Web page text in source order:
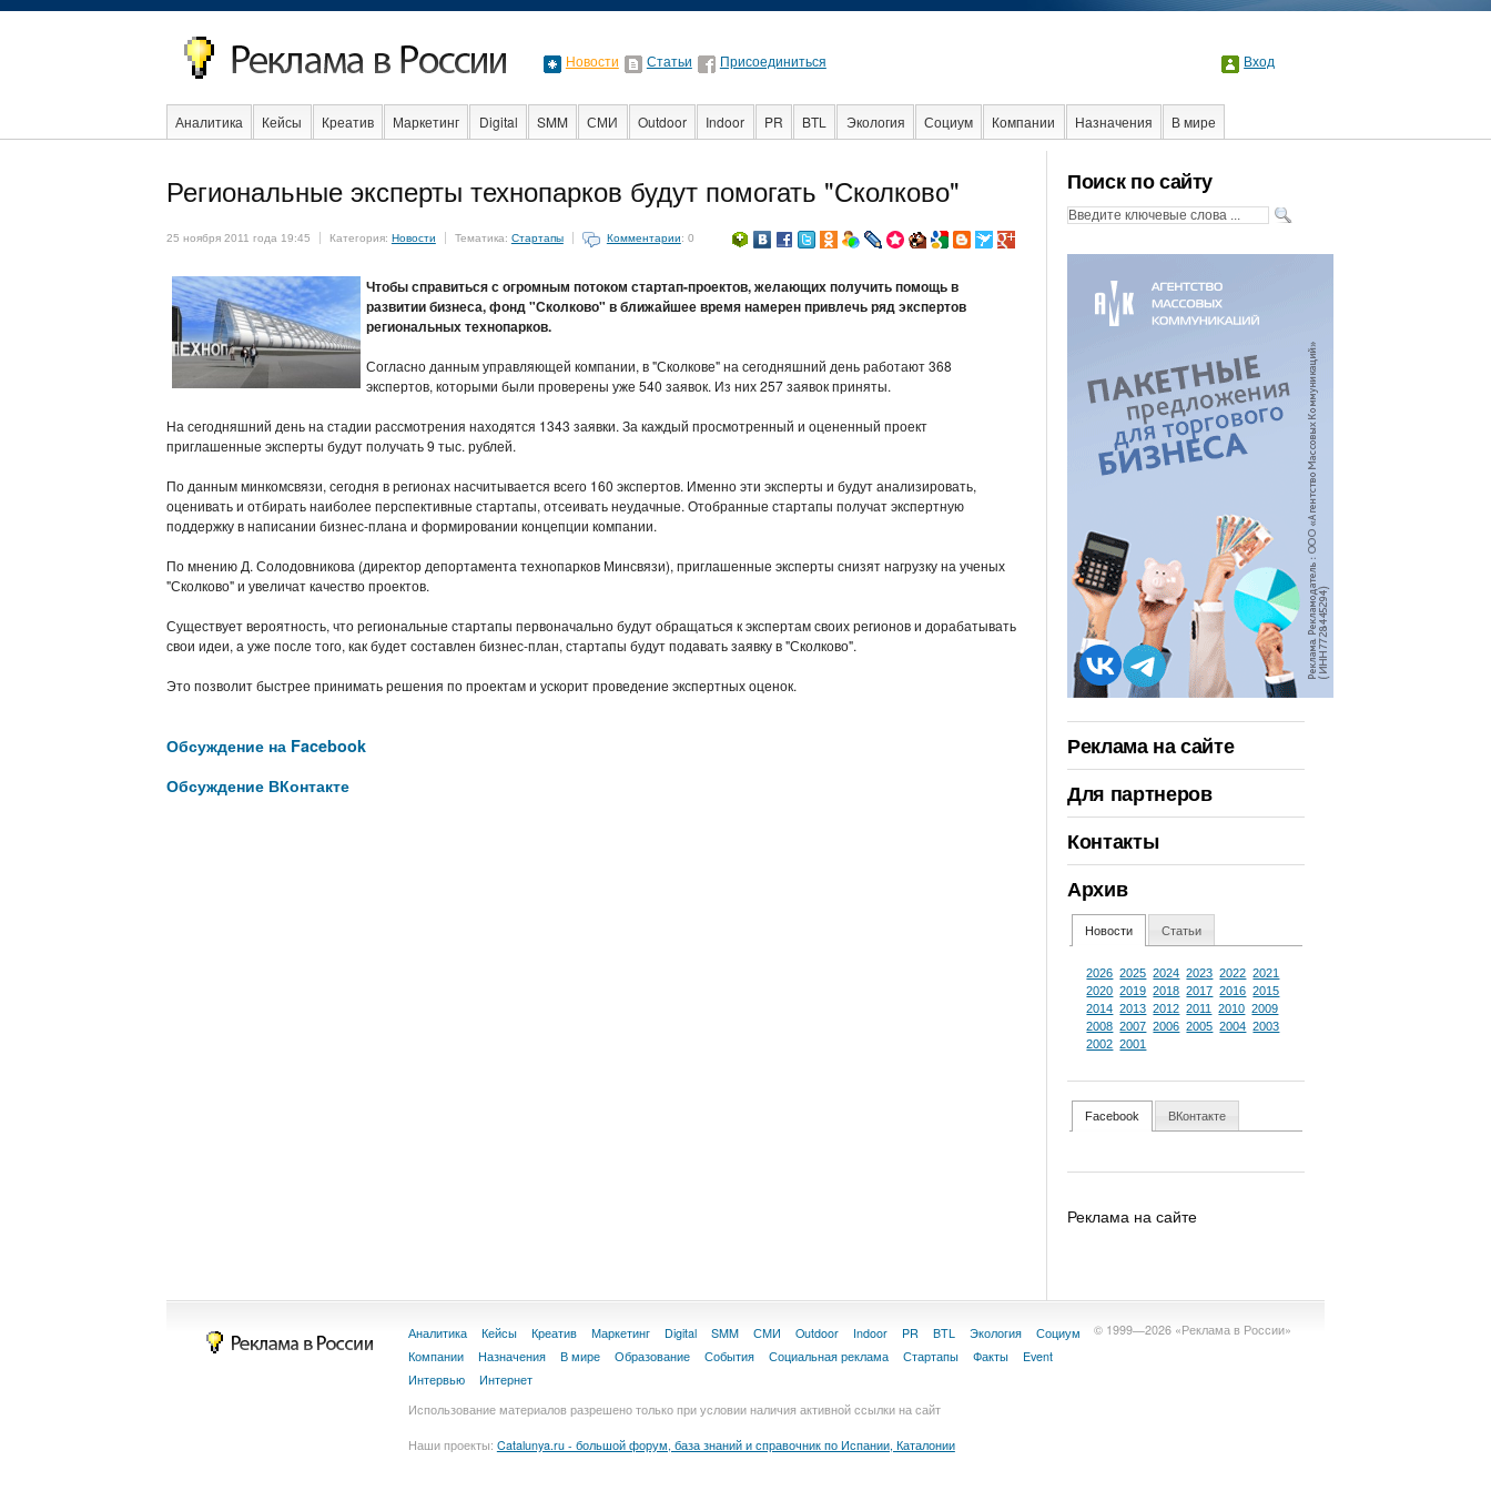
Новости Статьи Присоединиться Вход
Аналитика Кейсы Креатив Маркетинг Digital SMM СМИ Outdoor Indoor PR BTL Экология Социум Компании Назначения
В мире
Поиск по сайту
Реклама на сайте
Для партнеров
Контакты
Архив
Новости Статьи
2026 2025 2024 2023 2022 2021
2020 2019 2018 2017 2016 2015
2014 2013 2012 2011 2010 2009
2008 2007 2006 2005 2004 2003
2002 2001
Facebook ВКонтакте
Реклама на сайте
Региональные эксперты технопарков будут помогать "Сколково"
25 ноября 2011 года 19:45 Категория: Новости Тематика: Стартапы Комментарии: 0
Чтобы справиться с огромным потоком стартап-проектов, желающих получить помощь в
развитии бизнеса, фонд "Сколково" в ближайшее время намерен привлечь ряд экспертов
региональных технопарков.
Согласно данным управляющей компании, в "Сколкове" на сегодняшний день работают 368
экспертов, которыми были проверены уже 540 заявок. Из них 257 заявок приняты.
На сегодняшний день на стадии рассмотрения находятся 1343 заявки. За каждый просмотренный и оцененный проект
приглашенные эксперты будут получать 9 тыс. рублей.
По данным минкомсвязи, сегодня в регионах насчитывается всего 160 экспертов. Именно эти эксперты и будут анализировать,
оценивать и отбирать наиболее перспективные стартапы, отсеивать неудачные. Отобранные стартапы получат экспертную
поддержку в написании бизнес-плана и формировании концепции компании.
По мнению Д. Солодовникова (директор депортамента технопарков Минсвязи), приглашенные эксперты снизят нагрузку на ученых
"Сколково" и увеличат качество проектов.
Существует вероятность, что региональные стартапы первоначально будут обращаться к экспертам своих регионов и дорабатывать
свои идеи, а уже после того, как будет составлен бизнес-план, стартапы будут подавать заявку в "Сколково".
Это позволит быстрее принимать решения по проектам и ускорит проведение экспертных оценок.
Обсуждение на Facebook
Обсуждение ВКонтакте
© 1999—2026 «Реклама в России»
Аналитика Кейсы Креатив Маркетинг Digital SMM СМИ Outdoor Indoor PR BTL Экология
Социум
Компании
Назначения В мире Образование События Социальная реклама Стартапы Факты
Event
Интервью
Интернет
Использование материалов разрешено только при условии наличия активной ссылки на сайт
Наши проекты: Catalunya.ru - большой форум, база знаний и справочник по Испании, Каталонии